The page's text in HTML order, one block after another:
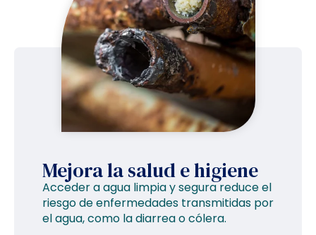
Mejora la salud e higiene
Acceder a agua limpia y segura reduce el
riesgo de enfermedades transmitidas por
el agua, como la diarrea o cólera.